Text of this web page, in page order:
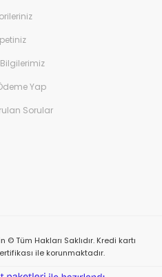
Yap
Sorular
Tüm Hakları Saklıdır. Kredi kartı
ile korunmaktadır.